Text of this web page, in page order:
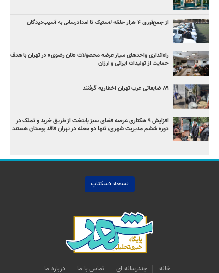
از جمع‌آوری ۴ هزار حلقه لاستیک تا امدادرسانی به آسیب‌دیدگان
راه‌اندازی واحدهای سیار عرضه محصولات «نان رضوی» در تهران با هدف
حمایت از تولیدات ایرانی و ارزان
۸۹ ضایعاتی غرب تهران اخطاریه گرفتند
افزایش ۹ هکتاری عرصه فضای سبز پایتخت از طریق خرید و تملک در
دوره ششم مدیریت شهری/ تنها دو محله در تهران فاقد بوستان هستند
نسخه دسکتاپ
خانه چندرسانه اي تماس با ما درباره ما